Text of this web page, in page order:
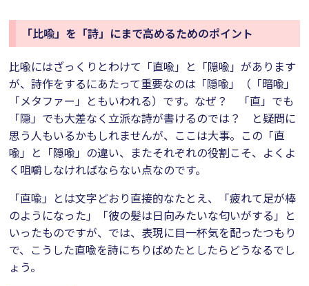
「比喩」を「詩」にまで高めるためのポイント
比喩にはざっくりとわけて「直喩」と「隠喩」があります
が、詩作をするにあたって重要なのは「隠喩」（「暗喩」
「メタファー」ともいわれる）です。なぜ？ 「直」でも
「隠」でも大差なく立派な詩が書けるのでは？ と疑問に
思う人もいるかもしれませんが、ここは大事。この「直
喩」と「隠喩」の違い、またそれぞれの役割こそ、よくよ
く咀嚼しなければならない点なのです。
「直喩」とは文字どおり直接的なたとえ、「疲れて足が棒
のようになった」「彼の髪は日向みたいな匂いがする」と
いったものですが、では、表現に目一杯気を配ったつもり
で、こうした直喩を詩にちりばめたとしたらどうなるでし
ょう。